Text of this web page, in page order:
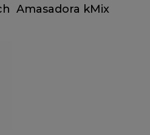
Amasadora kMix